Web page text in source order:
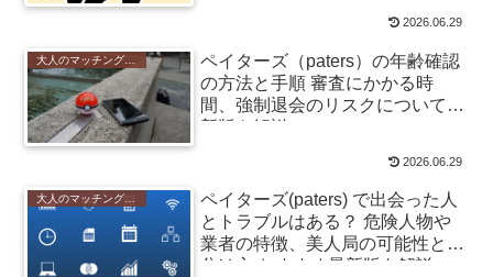
2026.06.29
ペイターズ（paters）の年齢確認
の方法と手順 審査にかかる時
間、強制退会のリスクについて最
新版を解説
2026.06.29
ペイターズ(paters) で出会った人
とトラブルはある？ 危険人物や
業者の特徴、美人局の可能性と見
分け方 おすすめ最新版を解説